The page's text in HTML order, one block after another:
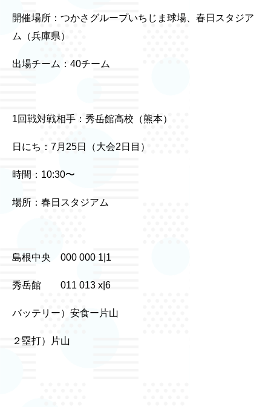
開催場所：つかさグループいちじま球場、春日スタジア
ム（兵庫県）
出場チーム：40チーム
1回戦対戦相手：秀岳館高校（熊本）
日にち：7月25日（大会2日目）
時間：10:30〜
場所：春日スタジアム
島根中央 000 000 1|1
秀岳館 011 013 x|6
バッテリー）安食ー片山
２塁打）片山